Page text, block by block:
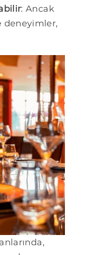
: Ancak
deneyimler,